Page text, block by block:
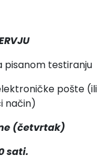
pisanom testiranju
pošte (ili
način)
(četvrtak)
sati.